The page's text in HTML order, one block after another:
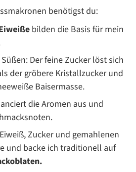
benötigst du:
bilden die Basis für mein
Der feine Zucker löst sich
der gröbere Kristallzucker und
Baisermasse.
die Aromen aus und
Zucker und gemahlenen
und backe ich traditionell auf